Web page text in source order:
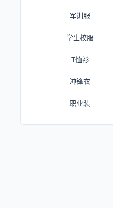
军训服
学生校服
T恤衫
冲锋衣
职业装